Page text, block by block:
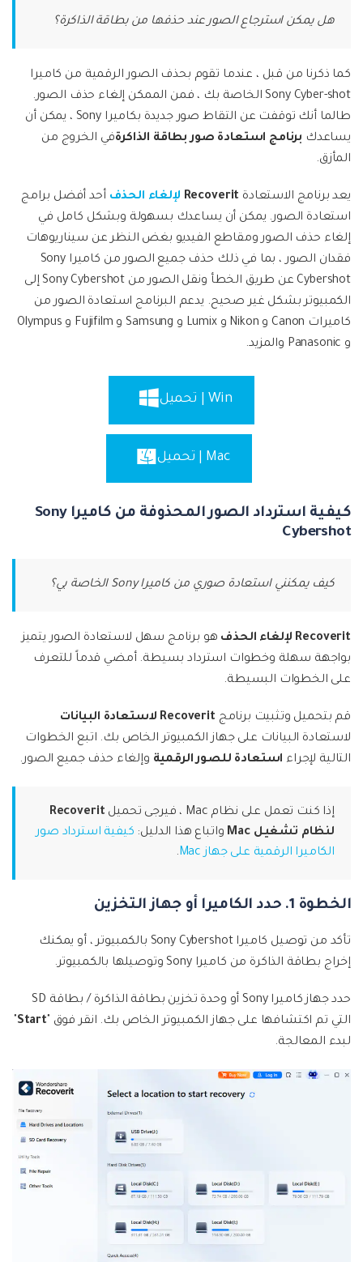
هل يمكن استرجاع الصور عند حذفها من بطاقة الذاكرة؟
كما ذكرنا من قبل ، عندما تقوم بحذف الصور الرقمية من كاميرا
Sony Cyber-shot الخاصة بك ، فمن الممكن إلغاء حذف الصور.
طالما أنك توقفت عن التقاط صور جديدة بكاميرا Sony ، يمكن أن
يساعدك برنامج استعادة صور بطاقة الذاكرةفي الخروج من
المأزق.
يعد برنامج الاستعادة Recoverit لإلغاء الحذف أحد أفضل برامج
استعادة الصور. يمكن أن يساعدك بسهولة وبشكل كامل في
إلغاء حذف الصور ومقاطع الفيديو بغض النظر عن سيناريوهات
فقدان الصور ، بما في ذلك حذف جميع الصور من كاميرا Sony
Cybershot عن طريق الخطأ ونقل الصور من Sony Cybershot إلى
الكمبيوتر بشكل غير صحيح. يدعم البرنامج استعادة الصور من
كاميرات Canon و Nikon و Lumix و Samsung و Fujifilm و Olympus
و Panasonic والمزيد.
Win | تحميل
Mac | تحميل
كيفية استرداد الصور المحذوفة من كاميرا Sony
Cybershot
كيف يمكنني استعادة صوري من كاميرا Sony الخاصة بي؟
Recoverit لإلغاء الحذف
هو برنامج سهل لاستعادة الصور يتميز
بواجهة سهلة وخطوات استرداد بسيطة. أمضي قدماً للتعرف
على الخطوات البسيطة.
قم بتحميل وتثبيت برنامج Recoverit لاستعادة البيانات
لاستعادة البيانات على جهاز الكمبيوتر الخاص بك. اتبع الخطوات
التالية لإجراء استعادة للصور الرقمية وإلغاء حذف جميع الصور.
إذا كنت تعمل على نظام Mac ، فيرجى تحميل
Recoverit
لنظام تشغيل Mac
واتباع هذا الدليل: كيفية استرداد صور
الكاميرا الرقمية على جهاز Mac
.
الخطوة 1. حدد الكاميرا أو جهاز التخزين
تأكد من توصيل كاميرا Sony Cybershot بالكمبيوتر ، أو يمكنك
إخراج بطاقة الذاكرة من كاميرا Sony وتوصيلها بالكمبيوتر.
حدد جهاز كاميرا Sony أو وحدة تخزين بطاقة الذاكرة / بطاقة SD
التي تم اكتشافها على جهاز الكمبيوتر الخاص بك. انقر فوق " Start
لبدء المعالجة.